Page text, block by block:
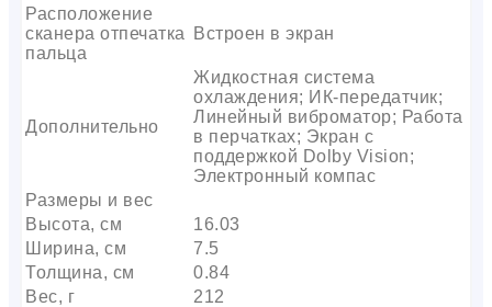
Расположение
сканера отпечатка
пальца
Встроен в экран
Дополнительно
Жидкостная система
охлаждения; ИК-передатчик;
Линейный виброматор; Работа
в перчатках; Экран с
поддержкой Dolby Vision;
Электронный компас
Размеры и вес
Высота, см
16.03
Ширина, см
7.5
Толщина, см
0.84
Вес, г
212